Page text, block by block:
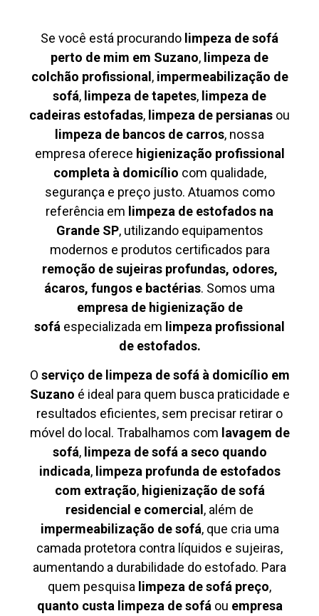
Se você está procurando limpeza de sofá
perto de mim em Suzano, limpeza de
colchão profissional , impermeabilização de
sofá, limpeza de tapetes, limpeza de
cadeiras estofadas, limpeza de persianas ou
limpeza de bancos de carros, nossa
empresa oferece higienização profissional
completa à domicílio com qualidade,
segurança e preço justo. Atuamos como
referência em limpeza de estofados na
Grande SP, utilizando equipamentos
modernos e produtos certificados para
remoção de sujeiras profundas, odores,
ácaros, fungos e bactérias. Somos uma
empresa de higienização de
sofá especializada em limpeza profissional
de estofados.
O serviço de limpeza de sofá à domicílio em
Suzano é ideal para quem busca praticidade e
resultados eficientes, sem precisar retirar o
móvel do local. Trabalhamos com lavagem de
sofá, limpeza de sofá a seco quando
indicada, limpeza profunda de estofados
com extração, higienização de sofá
residencial e comercial , além de
impermeabilização de sofá, que cria uma
camada protetora contra líquidos e sujeiras,
aumentando a durabilidade do estofado. Para
quem pesquisa limpeza de sofá preço,
quanto custa limpeza de sofáou empresa